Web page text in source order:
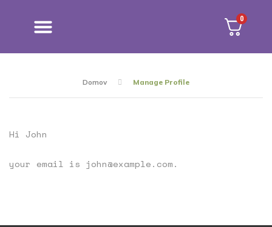
0
Domov Manage Profile
Hi John
your email is john@example.com.